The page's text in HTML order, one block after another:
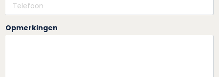
Opmerkingen